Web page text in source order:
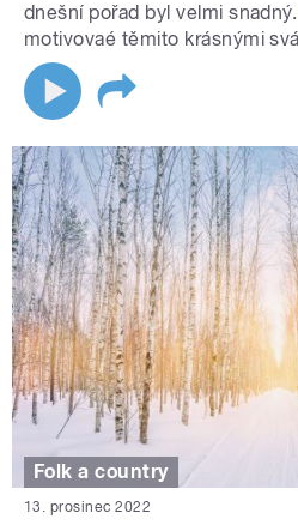
dnešní pořad byl velmi
motivovaé těmito krásnými
Folk a country
13. prosinec 2022